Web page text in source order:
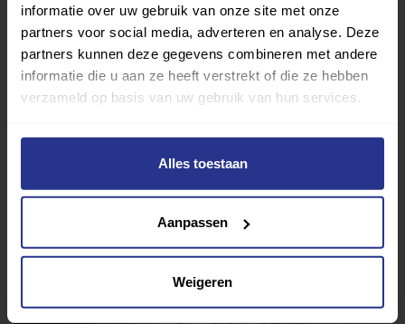
informatie over uw gebruik van onze site met onze
partners voor social media, adverteren en analyse. Deze
partners kunnen deze gegevens combineren met andere
informatie die u aan ze heeft verstrekt of die ze hebben
verzameld op basis van uw gebruik van hun services.
Alles toestaan
Aanpassen
Weigeren
Deel op Facebook Deel op Whatsapp
Mail link